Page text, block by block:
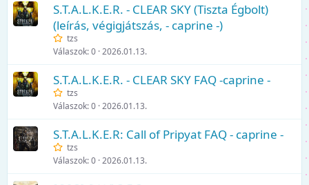
S.T.A.L.K.E.R. - CLEAR SKY (Tiszta Égbolt)
(leírás, végigjátszás, - caprine -)
tzs
Válaszok 0 2026.01.13.
S.T.A.L.K.E.R. - CLEAR SKY FAQ -caprine -
tzs
Válaszok 0 2026.01.13.
S.T.A.L.K.E.R: Call of Pripyat FAQ - caprine -
tzs
Válaszok 0 2026.01.13.